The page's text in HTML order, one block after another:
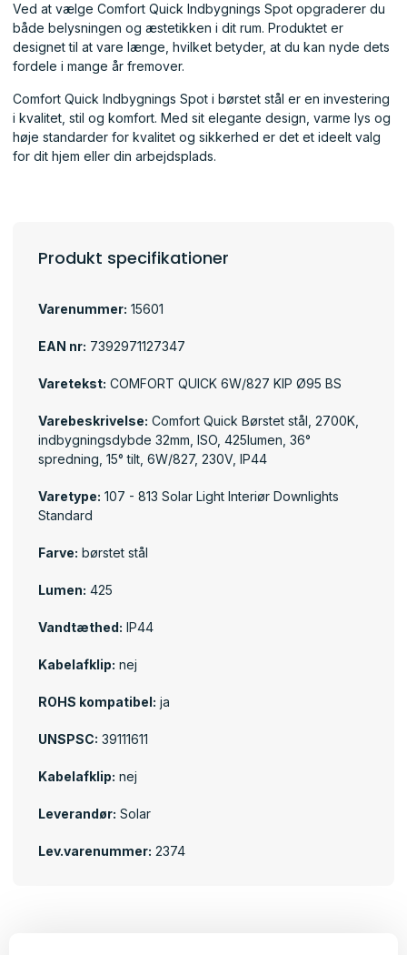
Ved at vælge Comfort Quick Indbygnings Spot opgraderer du
både belysningen og æstetikken i dit rum. Produktet er
designet til at vare længe, hvilket betyder, at du kan nyde dets
fordele i mange år fremover.
Comfort Quick Indbygnings Spot i børstet stål er en investering
i kvalitet, stil og komfort. Med sit elegante design, varme lys og
høje standarder for kvalitet og sikkerhed er det et ideelt valg
for dit hjem eller din arbejdsplads.
Produkt specifikationer
Varenummer: 15601
EAN nr: 7392971127347
Varetekst: COMFORT QUICK 6W/827 KIP Ø95 BS
Varebeskrivelse: Comfort Quick Børstet stål, 2700K,
indbygningsdybde 32mm, ISO, 425lumen, 36°
spredning, 15° tilt, 6W/827, 230V, IP44
Varetype: 107 - 813 Solar Light Interiør Downlights
Standard
Farve: børstet stål
Lumen: 425
Vandtæthed: IP44
Kabelafklip: nej
ROHS kompatibel: ja
UNSPSC: 39111611
Kabelafklip: nej
Leverandør: Solar
Lev.varenummer: 2374